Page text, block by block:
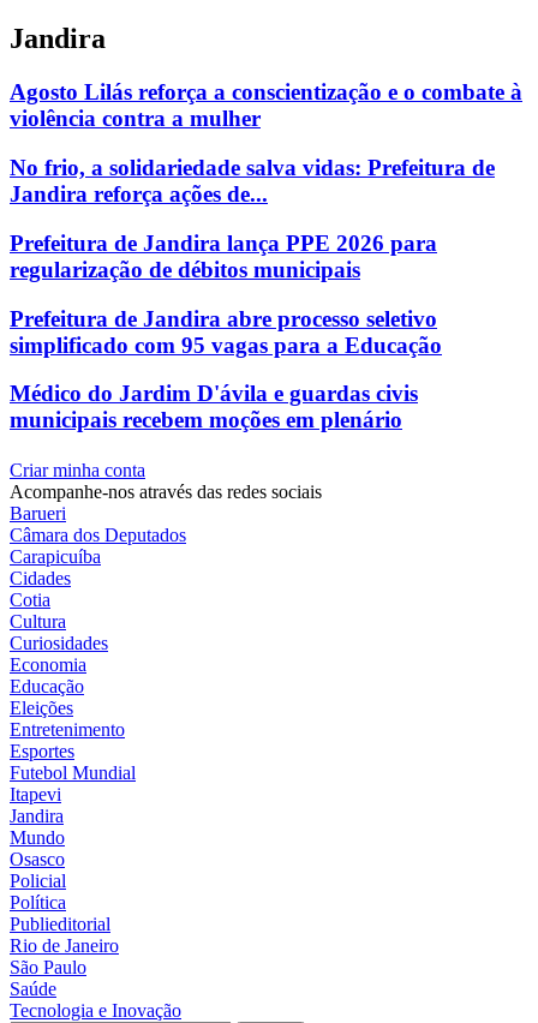
Jandira
Agosto Lilás reforça a conscientização e o combate à
violência contra a mulher
No frio, a solidariedade salva vidas: Prefeitura de
Jandira reforça ações de...
Prefeitura de Jandira lança PPE 2026 para
regularização de débitos municipais
Prefeitura de Jandira abre processo seletivo
simplificado com 95 vagas para a Educação
Médico do Jardim D'ávila e guardas civis
municipais recebem moções em plenário
Criar minha conta
Acompanhe-nos através das redes sociais
Barueri
Câmara dos Deputados
Carapicuíba
Cidades
Cotia
Cultura
Curiosidades
Economia
Educação
Eleições
Entretenimento
Esportes
Futebol Mundial
Itapevi
Jandira
Mundo
Osasco
Policial
Política
Publieditorial
Rio de Janeiro
São Paulo
Saúde
Tecnologia e Inovação